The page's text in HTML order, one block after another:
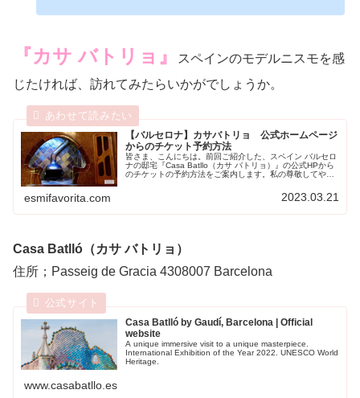
『カサ バトリョ』
スペインのモデルニスモを感
じたければ、訪れてみたらいかがでしょうか。
【バルセロナ】カサバトリョ 公式ホームページ
からのチケット予約方法
皆さま、こんにちは。前回ご紹介した、スペイン バルセロ
ナの邸宅『Casa Batllo（カサ バトリョ）』の公式HPから
のチケットの予約方法をご案内します。私の尊敬してやま
esmifavorita.com 2023.03.21
Casa Batlló（カサ バトリョ）
住所；Passeig de Gracia 4308007 Barcelona
Casa Batlló by Gaudí, Barcelona | Official
website
A unique immersive visit to a unique masterpiece.
International Exhibition of the Year 2022. UNESCO World
Heritage.
www.casabatllo.es